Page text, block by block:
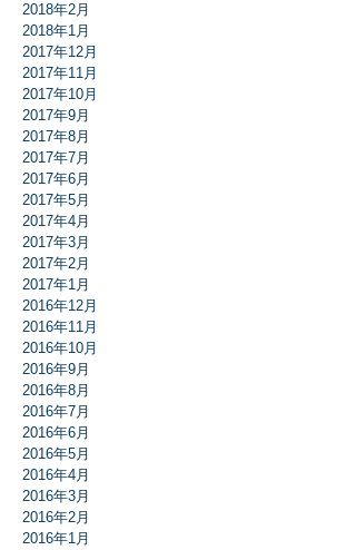
2018年2月
2018年1月
2017年12月
2017年11月
2017年10月
2017年9月
2017年8月
2017年7月
2017年6月
2017年5月
2017年4月
2017年3月
2017年2月
2017年1月
2016年12月
2016年11月
2016年10月
2016年9月
2016年8月
2016年7月
2016年6月
2016年5月
2016年4月
2016年3月
2016年2月
2016年1月